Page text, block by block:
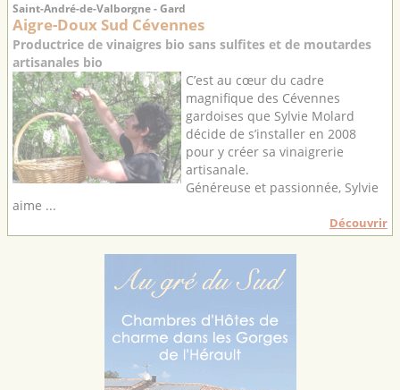
Saint-André-de-Valborgne - Gard
Aigre-Doux Sud Cévennes
Productrice de vinaigres bio sans sulfites et de moutardes
artisanales bio
C’est au cœur du cadre
magnifique des Cévennes
gardoises que Sylvie Molard
décide de s’installer en 2008
pour y créer sa vinaigrerie
artisanale.
Généreuse et passionnée, Sylvie
aime ...
Découvrir